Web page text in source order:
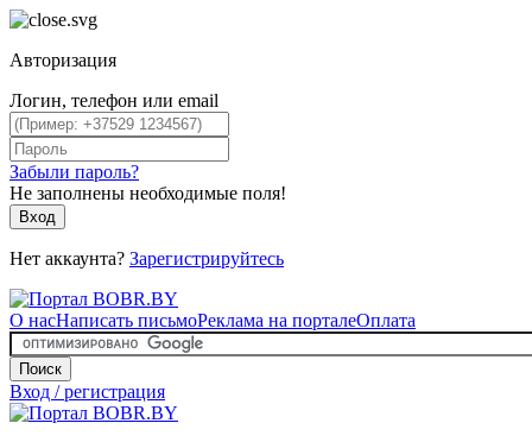
Авторизация
Логин, телефон или email
Забыли пароль?
Не заполнены необходимые поля!
Вход
Нет аккаунта? Зарегистрируйтесь
О насНаписать письмоРеклама на порталеОплата
Поиск
Вход / регистрация